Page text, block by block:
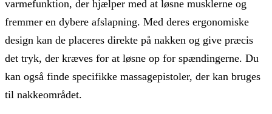
varmefunktion, der hjælper med at løsne musklerne og
fremmer en dybere afslapning. Med deres ergonomiske
design kan de placeres direkte på nakken og give præcis
det tryk, der kræves for at løsne op for spændingerne. Du
kan også finde specifikke massagepistoler, der kan bruges
til nakkeområdet.